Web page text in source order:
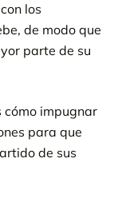
los
de modo que
parte de su
cómo impugnar
para que
de sus